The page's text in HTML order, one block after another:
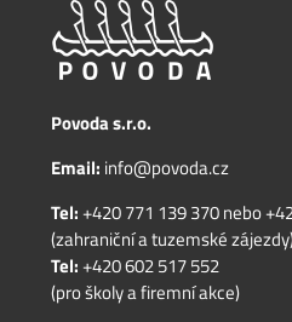
Povoda s.r.o.
Email: info@povoda.cz
Tel:+420 771 139 370nebo
(zahraniční a tuzemské
Tel:+420 602 517 552
(pro školy a firemní akce)